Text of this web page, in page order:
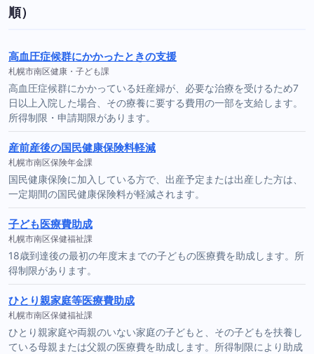
順）
高血圧症候群にかかったときの支援
札幌市南区健康・子ども課
高血圧症候群にかかっている妊産婦が、必要な治療を受けるため7
日以上入院した場合、その療養に要する費用の一部を支給します。
所得制限・申請期限があります。
産前産後の国民健康保険料軽減
札幌市南区保険年金課
国民健康保険に加入している方で、出産予定または出産した方は、
一定期間の国民健康保険料が軽減されます。
子ども医療費助成
札幌市南区保健福祉課
18歳到達後の最初の年度末までの子どもの医療費を助成します。所
得制限があります。
ひとり親家庭等医療費助成
札幌市南区保健福祉課
ひとり親家庭や両親のいない家庭の子どもと、その子どもを扶養し
ている母親または父親の医療費を助成します。所得制限により助成